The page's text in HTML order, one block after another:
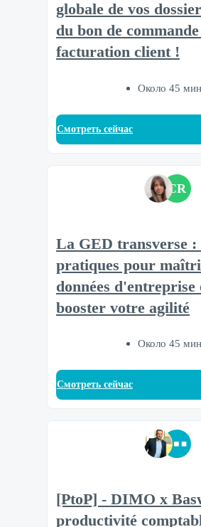
globale de vos
du bon de
facturation client !
Около 45
Смотреть сейчас
CR
La GED transverse :
pratiques pour
données d'entreprise
booster votre agilité
Около 45
Смотреть сейчас
[PtoP] - DIMO x
productivité